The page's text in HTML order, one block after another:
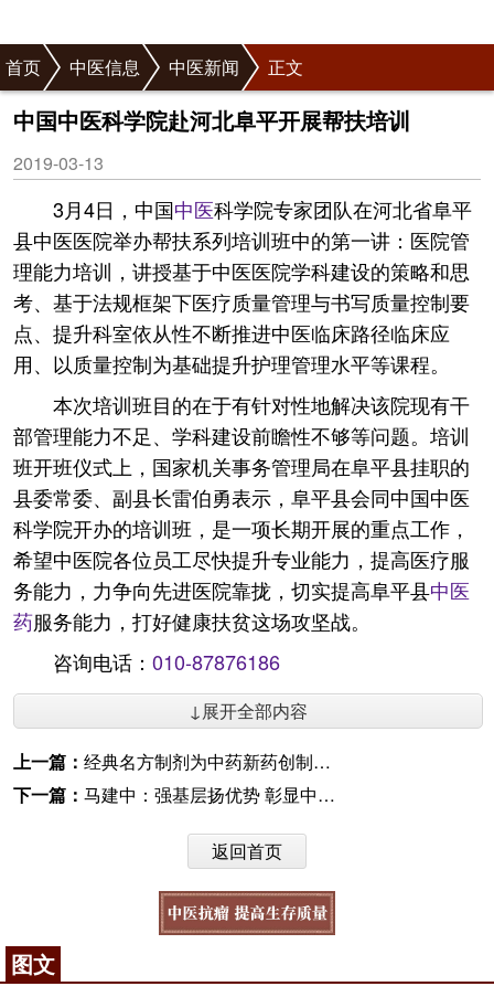
首页 中医信息 中医新闻 正文
中国中医科学院赴河北阜平开展帮扶培训
2019-03-13
3月4日，中国中医科学院专家团队在河北省阜平
县中医医院举办帮扶系列培训班中的第一讲：医院管
理能力培训，讲授基于中医医院学科建设的策略和思
考、基于法规框架下医疗质量管理与书写质量控制要
点、提升科室依从性不断推进中医临床路径临床应
用、以质量控制为基础提升护理管理水平等课程。
本次培训班目的在于有针对性地解决该院现有干
部管理能力不足、学科建设前瞻性不够等问题。培训
班开班仪式上，国家机关事务管理局在阜平县挂职的
县委常委、副县长雷伯勇表示，阜平县会同中国中医
科学院开办的培训班，是一项长期开展的重点工作，
希望中医院各位员工尽快提升专业能力，提高医疗服
务能力，力争向先进医院靠拢，切实提高阜平县中医
药服务能力，打好健康扶贫这场攻坚战。
咨询电话： 010-87876186
↓展开全部内容
上一篇： 经典名方制剂为中药新药创制开路
下一篇： 马建中：强基层扬优势 彰显中医药惠民成效
返回首页
图文